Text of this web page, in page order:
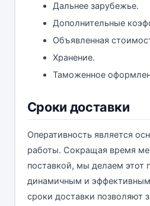
Дальнее зарубежье.
Дополнительные
Объявленная
Хранение.
Таможенное
Сроки доставки
Оперативность является
работы. Сокращая время
поставкой, мы делаем этот
динамичным и
сроки доставки позволяют